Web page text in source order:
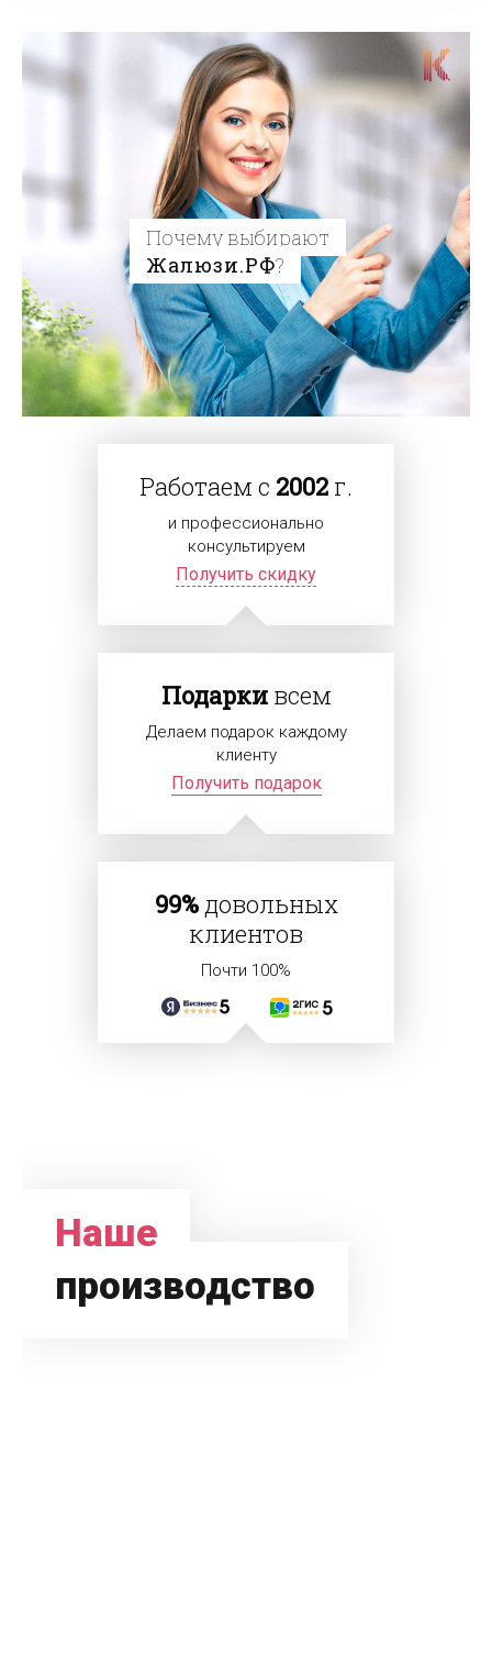
Почему выбирают
Жалюзи.РФ?
Работаем с 2002 г.
и профессионально
консультируем
Получить скидку
Подаркивсем
Делаем подарок каждому
клиенту
Получить подарок
99%довольных
клиентов
Почти 100%
Наше
производство